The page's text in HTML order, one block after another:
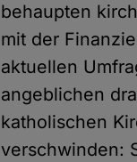
behaupten
mit der
aktuellen
angeblichen
katholischen
verschwinden: